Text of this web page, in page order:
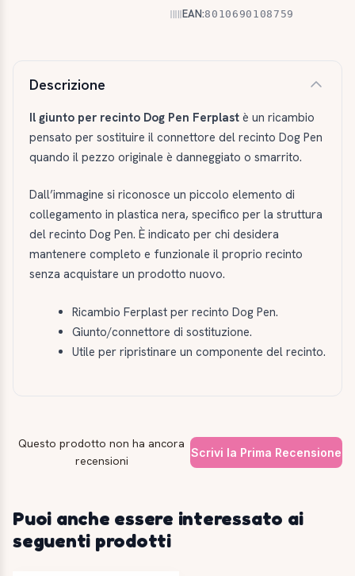
EAN:8010690108759
Descrizione
Il giunto per recinto Dog Pen Ferplast è un ricambio
pensato per sostituire il connettore del recinto Dog Pen
quando il pezzo originale è danneggiato o smarrito.
Dall’immagine si riconosce un piccolo elemento di
collegamento in plastica nera, specifico per la struttura
del recinto Dog Pen. È indicato per chi desidera
mantenere completo e funzionale il proprio recinto
senza acquistare un prodotto nuovo.
Ricambio Ferplast per recinto Dog Pen.
Giunto/connettore di sostituzione.
Utile per ripristinare un componente del recinto.
Questo prodotto non ha ancora
recensioni
Scrivi la Prima Recensione
Puoi anche essere interessato ai
seguenti prodotti